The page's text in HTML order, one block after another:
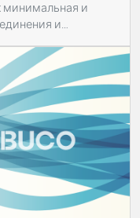
минимальная и
и